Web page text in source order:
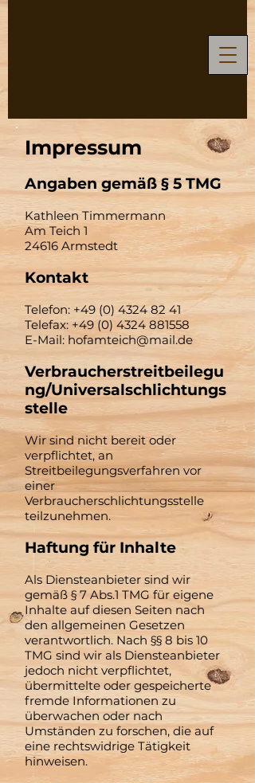
Impressum
Angaben gemäß § 5 TMG
Kathleen Timmermann
Am Teich 1
24616 Armstedt
Kontakt
Telefon: +49 (0) 4324 82 41
Telefax:+49 (0) 4324 881558
E-Mail: hofamteich@mail.de
Verbraucherstreitbeilegu
ng/Universalschlichtungs
stelle
Wir sind nicht bereit oder
verpflichtet, an
Streitbeilegungsverfahren vor
einer
Verbraucherschlichtungsstelle
teilzunehmen.
Haftung für Inhalte
Als Diensteanbieter sind wir
gemäß § 7 Abs.1 TMG für eigene
Inhalte auf diesen Seiten nach
den allgemeinen Gesetzen
verantwortlich. Nach §§ 8 bis 10
TMG sind wir als Diensteanbieter
jedoch nicht verpflichtet,
übermittelte oder gespeicherte
fremde Informationen zu
überwachen oder nach
Umständen zu forschen, die auf
eine rechtswidrige Tätigkeit
hinweisen.